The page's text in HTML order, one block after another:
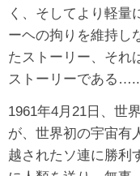
く、そしてより軽量
ーヘの拘りを維持し
たストーリー、それ
ストーリーである…..
1961年4月21日、世
が、世界初の宇宙有
越されたソ連に勝利